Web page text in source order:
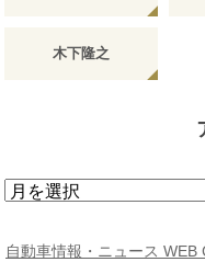
木下隆之
ア
カ
自動車情報・ニュース WEB